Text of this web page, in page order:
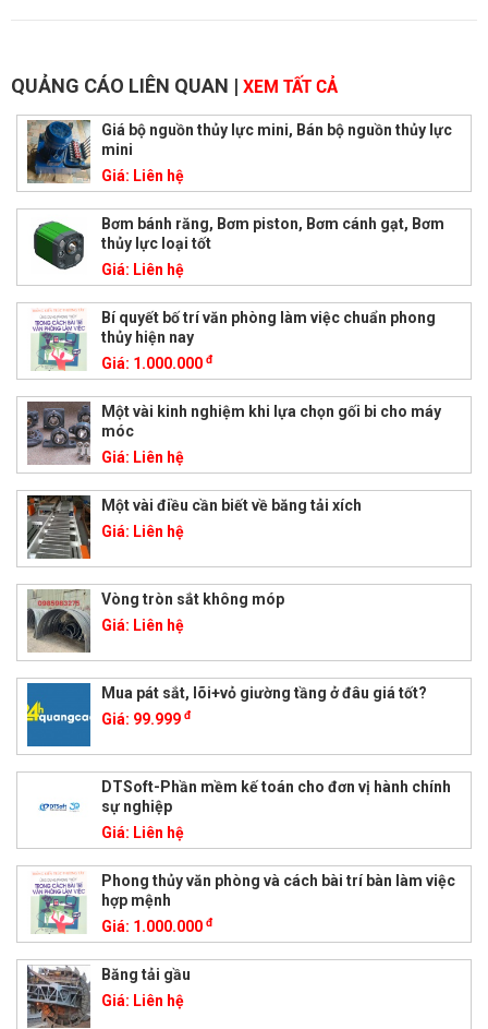
QUẢNG CÁO LIÊN QUAN | XEM TẤT CẢ
Giá bộ nguồn thủy lực mini, Bán bộ nguồn thủy lực
mini
Giá: Liên hệ
Bơm bánh răng, Bơm piston, Bơm cánh gạt, Bơm
thủy lực loại tốt
Giá: Liên hệ
Bí quyết bố trí văn phòng làm việc chuẩn phong
thủy hiện nay
Giá: 1.000.000 đ
Một vài kinh nghiệm khi lựa chọn gối bi cho máy
móc
Giá: Liên hệ
Một vài điều cần biết về băng tải xích
Giá: Liên hệ
Vòng tròn sắt không móp
Giá: Liên hệ
Mua pát sắt, lõi+vỏ giường tầng ở đâu giá tốt?
Giá: 99.999 đ
DTSoft-Phần mềm kế toán cho đơn vị hành chính
sự nghiệp
Giá: Liên hệ
Phong thủy văn phòng và cách bài trí bàn làm việc
hợp mệnh
Giá: 1.000.000 đ
Băng tải gầu
Giá: Liên hệ